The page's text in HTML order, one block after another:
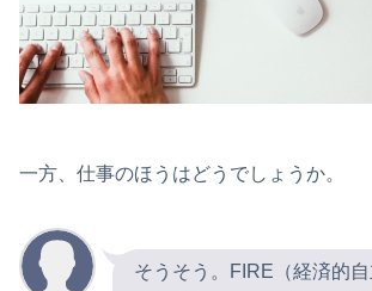
一方、仕事のほうはどうでしょうか。
そうそう。FIRE（経済的